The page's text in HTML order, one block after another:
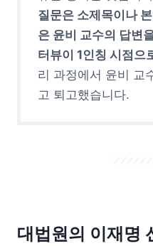
질문은 소제목이나
은 윤비 교수의 답변
터뷰이 1인칭 시점으
리 과정에서 윤비 교
고 퇴고했습니다.
대법원의 이재명